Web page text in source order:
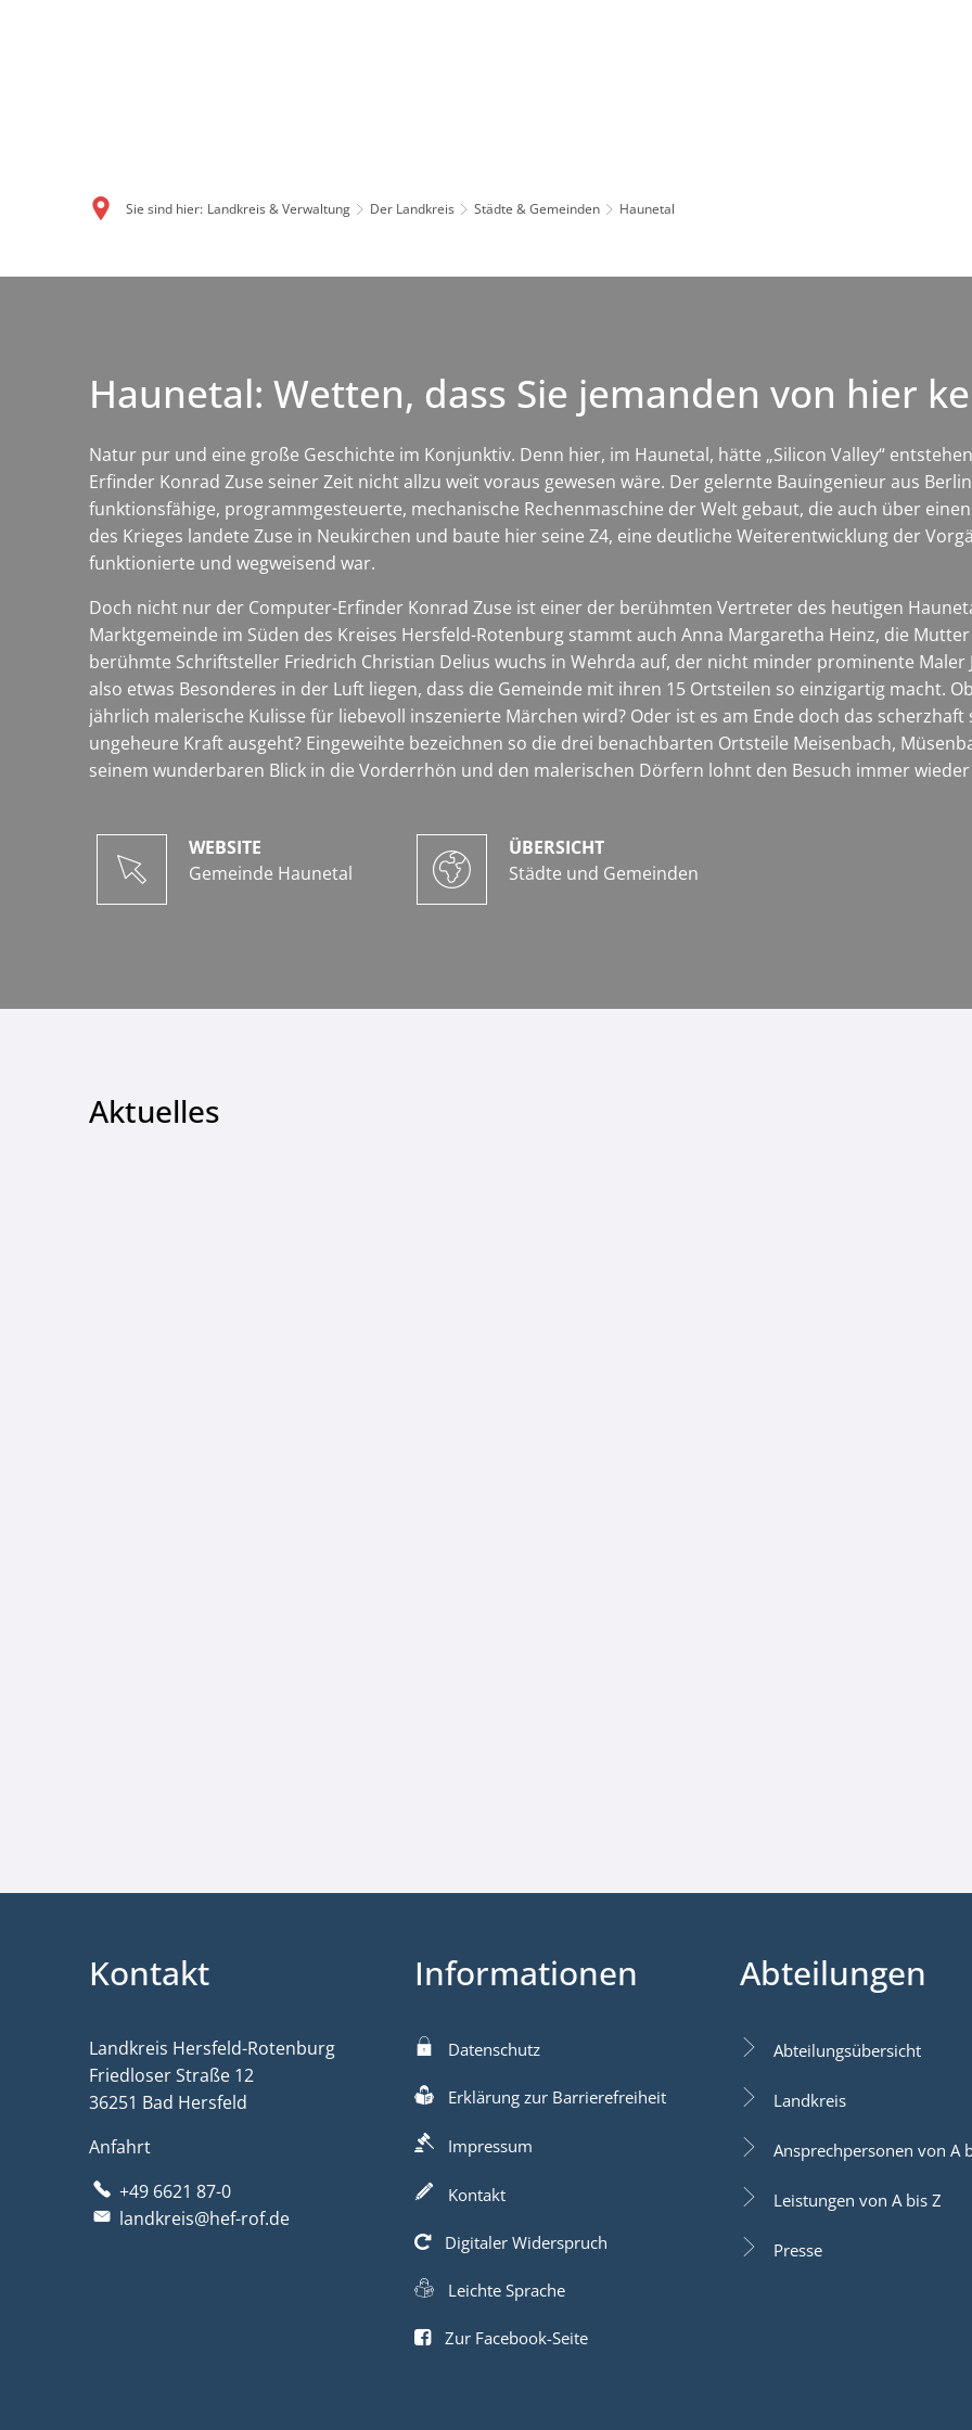
Sie sind hier: Landkreis & Verwaltung Der Landkreis Städte & Gemeinden Haunetal
Haunetal: Wetten, dass Sie jemanden von hier
Natur pur und eine große Geschichte im Konjunktiv. Denn hier, im Haunetal, hätte „Silicon Valley“
Erfinder Konrad Zuse seiner Zeit nicht allzu weit voraus gewesen wäre. Der gelernte Bauingenieur aus
funktionsfähige, programmgesteuerte, mechanische Rechenmaschine der Welt gebaut, die auch über
des Krieges landete Zuse in Neukirchen und baute hier seine Z4, eine deutliche Weiterentwicklung der
funktionierte und wegweisend war.
Doch nicht nur der Computer-Erfinder Konrad Zuse ist einer der berühmten Vertreter des heutigen
Marktgemeinde im Süden des Kreises Hersfeld-Rotenburg stammt auch Anna Margaretha Heinz, die
berühmte Schriftsteller Friedrich Christian Delius wuchs in Wehrda auf, der nicht minder prominente Maler
also etwas Besonderes in der Luft liegen, dass die Gemeinde mit ihren 15 Ortsteilen so einzigartig macht.
jährlich malerische Kulisse für liebevoll inszenierte Märchen wird? Oder ist es am Ende doch das
ungeheure Kraft ausgeht? Eingeweihte bezeichnen so die drei benachbarten Ortsteile Meisenbach,
seinem wunderbaren Blick in die Vorderrhön und den malerischen Dörfern lohnt den Besuch immer wieder
WEBSITE
Gemeinde Haunetal
ÜBERSICHT
Städte und Gemeinden
Aktuelles
Kontakt
Landkreis Hersfeld-Rotenburg
Friedloser Straße 12
36251 Bad Hersfeld
Anfahrt
+49 6621 87-0
landkreis@hef-rof.de
Informationen
Datenschutz
Erklärung zur Barrierefreiheit
Impressum
Kontakt
Digitaler Widerspruch
Leichte Sprache
Zur Facebook-Seite
Abteilungen
Abteilungsübersicht
Landkreis
Ansprechpersonen von A
Leistungen von A bis Z
Presse